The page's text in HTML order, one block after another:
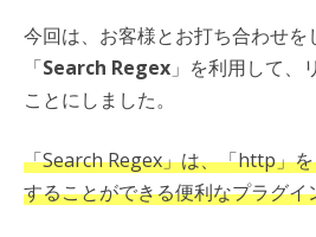
今回は、お客様とお打ち合わせを
「Search Regex 」を利用して、
ことにしました。
「Search Regex」は、「http」
することができる便利なプラグイ